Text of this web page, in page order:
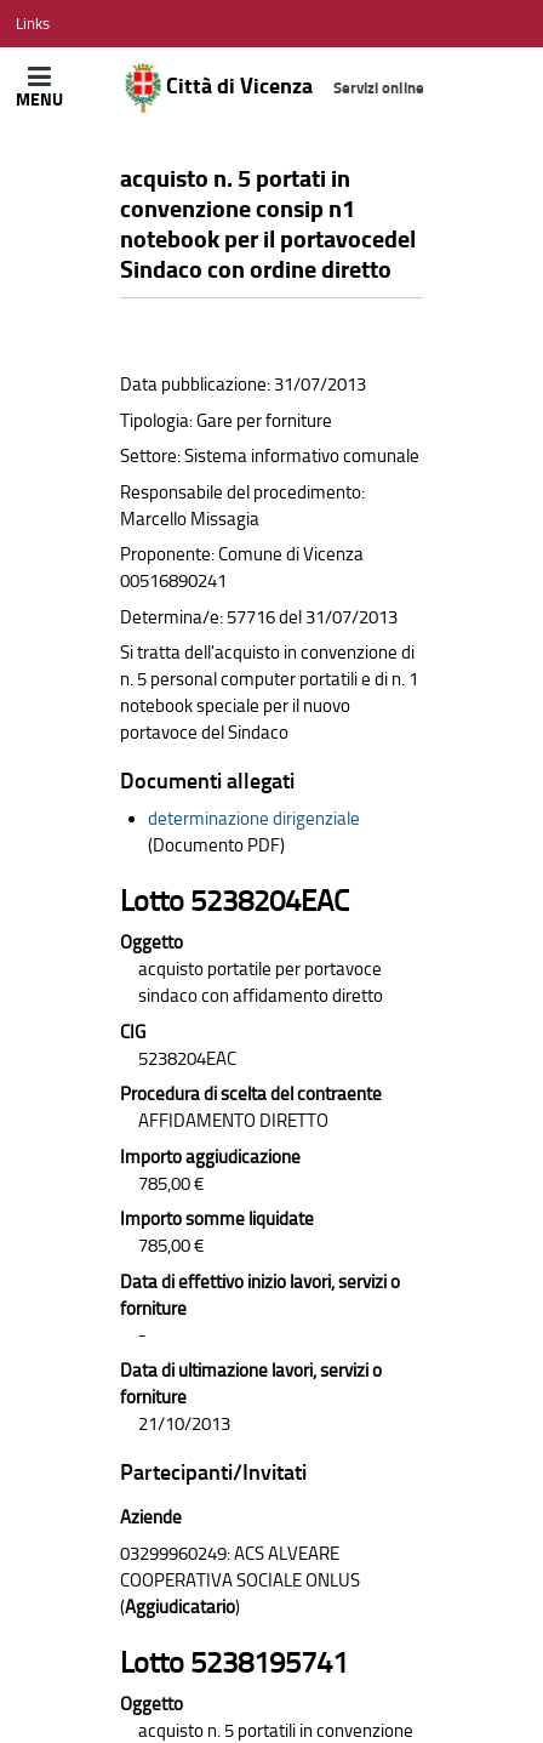
CITTÀ
DI
VICENZA
Links
Città di Vicenza Servizi online
MENU
acquisto n. 5 portati in
convenzione consip n1
notebook per il portavocedel
Sindaco con ordine diretto
Data pubblicazione: 31/07/2013
Tipologia: Gare per forniture
Settore: Sistema informativo comunale
Responsabile del procedimento:
Marcello Missagia
Proponente: Comune di Vicenza
00516890241
Determina/e: 57716 del 31/07/2013
Si tratta dell'acquisto in convenzione di
n. 5 personal computer portatili e di n. 1
notebook speciale per il nuovo
portavoce del Sindaco
Documenti allegati
determinazione dirigenziale
(Documento PDF)
Lotto 5238204EAC
Oggetto
acquisto portatile per portavoce
sindaco con affidamento diretto
CIG
5238204EAC
Procedura di scelta del contraente
AFFIDAMENTO DIRETTO
Importo aggiudicazione
785,00 €
Importo somme liquidate
785,00 €
Data di effettivo inizio lavori, servizi o
forniture
-
Data di ultimazione lavori, servizi o
forniture
21/10/2013
Partecipanti/Invitati
Aziende
03299960249: ACS ALVEARE
COOPERATIVA SOCIALE ONLUS
(Aggiudicatario)
Lotto 5238195741
Oggetto
acquisto n. 5 portatili in convenzione